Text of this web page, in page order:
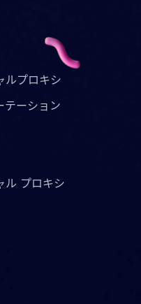
ルプロキシ
テーション
ル プロキシ